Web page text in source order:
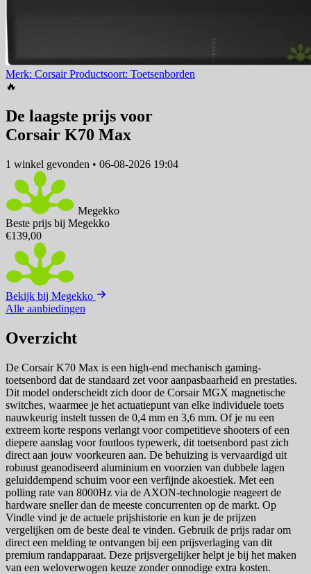
Merk: CorsairProductsoort: Toetsenborden
🔥
De laagste prijs voor
Corsair K70 Max
1 winkel gevonden • 06-08-2026 19:04
Megekko
Beste prijs bij Megekko
€139,00
Bekijk bij Megekko
Alle aanbiedingen
Overzicht
De Corsair K70 Max is een high-end mechanisch gaming-
toetsenbord dat de standaard zet voor aanpasbaarheid en prestaties.
Dit model onderscheidt zich door de Corsair MGX magnetische
switches, waarmee je het actuatiepunt van elke individuele toets
nauwkeurig instelt tussen de 0,4 mm en 3,6 mm. Of je nu een
extreem korte respons verlangt voor competitieve shooters of een
diepere aanslag voor foutloos typewerk, dit toetsenbord past zich
direct aan jouw voorkeuren aan. De behuizing is vervaardigd uit
robuust geanodiseerd aluminium en voorzien van dubbele lagen
geluiddempend schuim voor een verfijnde akoestiek. Met een
polling rate van 8000Hz via de AXON-technologie reageert de
hardware sneller dan de meeste concurrenten op de markt. Op
Vindle vind je de actuele prijshistorie en kun je de prijzen
vergelijken om de beste deal te vinden. Gebruik de prijs radar om
direct een melding te ontvangen bij een prijsverlaging van dit
premium randapparaat. Deze prijsvergelijker helpt je bij het maken
van een weloverwogen keuze zonder onnodige extra kosten.